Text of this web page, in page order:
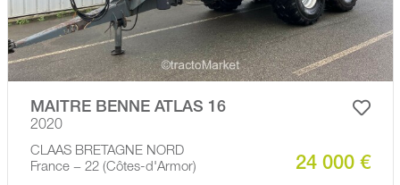
MAITRE BENNE ATLAS 16
2020
CLAAS BRETAGNE NORD
France − 22 (Côtes-d'Armor)
24 000 €